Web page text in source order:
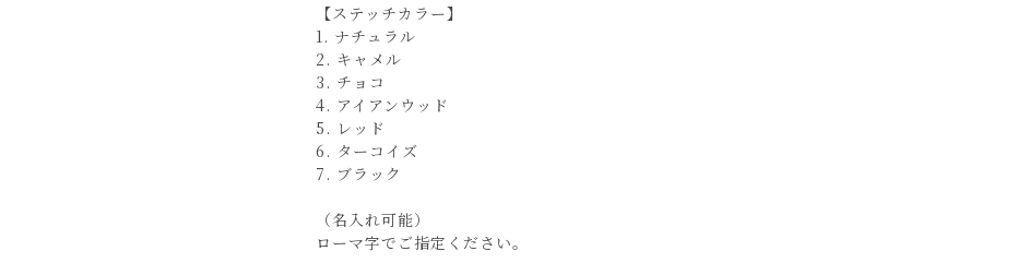
【ステッチカラー】
1. ナチュラル
2. キャメル
3. チョコ
4. アイアンウッド
5. レッド
6. ターコイズ
7. ブラック
（名入れ可能）
ローマ字でご指定ください。